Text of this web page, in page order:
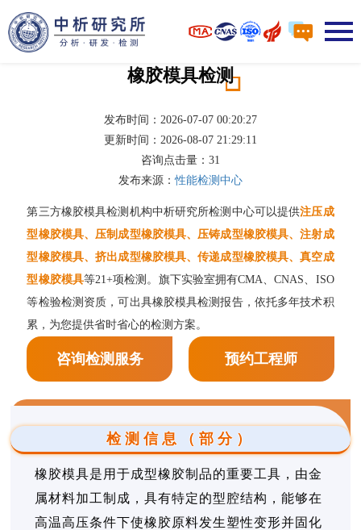
橡胶模具检测
发布时间：2026-07-07 00:20:27
更新时间：2026-08-07 21:29:11
咨询点击量： 31
发布来源：性能检测中心
第三方橡胶模具检测机构中析研究所检测中心可以提供注压成
型橡胶模具、压制成型橡胶模具、压铸成型橡胶模具、注射成
型橡胶模具、挤出成型橡胶模具、传递成型橡胶模具、真空成
型橡胶模具等21+项检测。旗下实验室拥有CMA、CNAS、ISO
等检验检测资质，可出具橡胶模具检测报告，依托多年技术积
累，为您提供省时省心的检测方案。
咨询检测服务 预约工程师
检测信息（部分）
橡胶模具是用于成型橡胶制品的重要工具，由金
属材料加工制成，具有特定的型腔结构，能够在
高温高压条件下使橡胶原料发生塑性变形并固化